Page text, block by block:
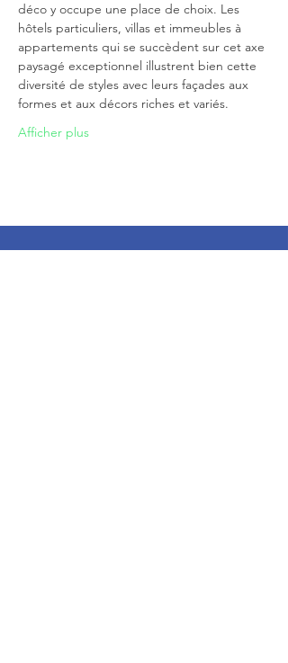
déco y occupe une place de choix. Les
hôtels particuliers, villas et immeubles à
appartements qui se succèdent sur cet axe
paysagé exceptionnel illustrent bien cette
diversité de styles avec leurs façades aux
formes et aux décors riches et variés.
Afficher plus